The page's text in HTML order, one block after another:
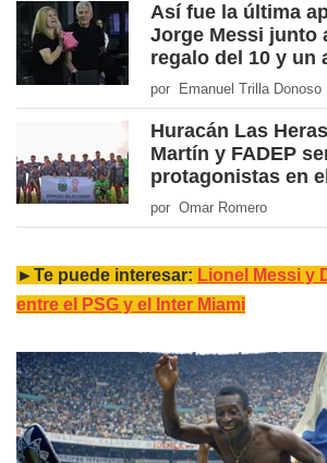
Así fue la última
Jorge Messi junto
regalo del 10 y un
por Emanuel Trilla Donoso
Huracán Las
Martín y FADEP
protagonistas en
por Omar Romero
►Te puede interesar: Lionel Messi y
entre el PSG y el Inter Miami